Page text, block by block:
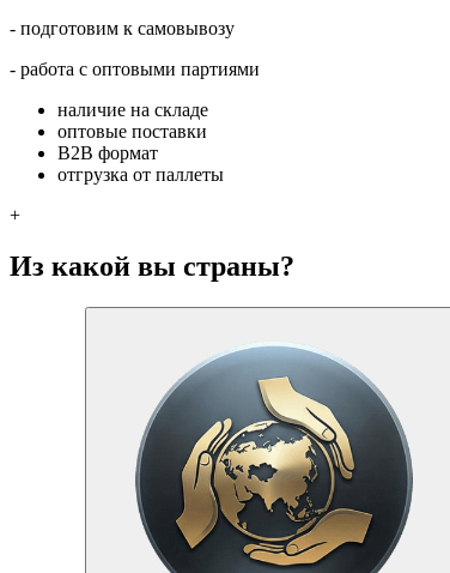
- подготовим к самовывозу
- работа с оптовыми партиями
наличие на складе
оптовые поставки
B2B формат
отгрузка от паллеты
+
Из какой вы страны?